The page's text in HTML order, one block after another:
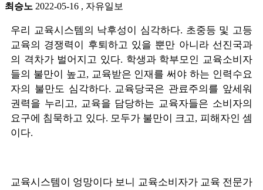
최승노 2022-05-16 , 자유일보
우리 교육시스템의 낙후성이 심각하다. 초중등 및 고등
교육의 경쟁력이 후퇴하고 있을 뿐만 아니라 선진국과
의 격차가 벌어지고 있다. 학생과 학부모인 교육소비자
들의 불만이 높고, 교육받은 인재를 써야 하는 인력수요
자의 불만도 심각하다. 교육당국은 관료주의를 앞세워
권력을 누리고, 교육을 담당하는 교육자들은 소비자의
요구에 침묵하고 있다. 모두가 불만이 크고, 피해자인 셈
이다.
교육시스템이 엉망이다 보니 교육소비자가 교육 전문가